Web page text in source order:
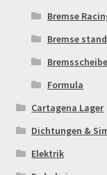
Pitbikestrecken in
TOPstrecken
Registration
Bremse
Bremse
Formula
Cartagena Lager
Dichtungen &
Elektrik